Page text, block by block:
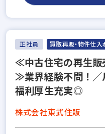
正社員 買取再販・物件仕入
≪中古住宅の再生販
≫業界経験不問！／
福利厚生充実◎
株式会社東武住販